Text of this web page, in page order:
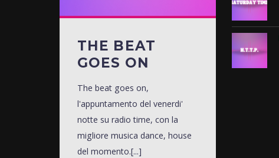
THE BEAT
GOES ON
The beat goes on,
l'appuntamento del venerdi'
notte su radio time, con la
migliore musica dance, house
del momento.[...]